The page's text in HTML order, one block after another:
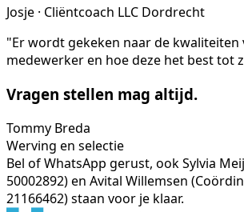
Josje · Cliëntcoach LLC Dordrecht
"Er wordt gekeken naar de kwaliteiten
medewerker en hoe deze het best tot
Vragen stellen mag altijd.
Tommy Breda
Werving en selectie
Bel of WhatsApp gerust, ook Sylvia
50002892) en Avital Willemsen
21166462) staan voor je klaar.